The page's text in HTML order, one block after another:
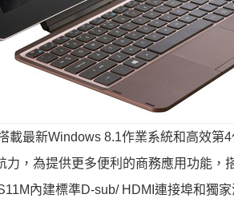
載最新Windows 8.1作業系統和高效
，為提供更多便利的商務應用功能，
內建標準D-sub/ HDMI連接埠和獨